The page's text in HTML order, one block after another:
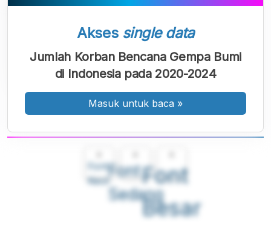
Font
Kecil
Font
Sedang
Font
Besar
Akses single data
Jumlah Korban Bencana Gempa Bumi
di Indonesia pada 2020-2024
Masuk untuk baca »